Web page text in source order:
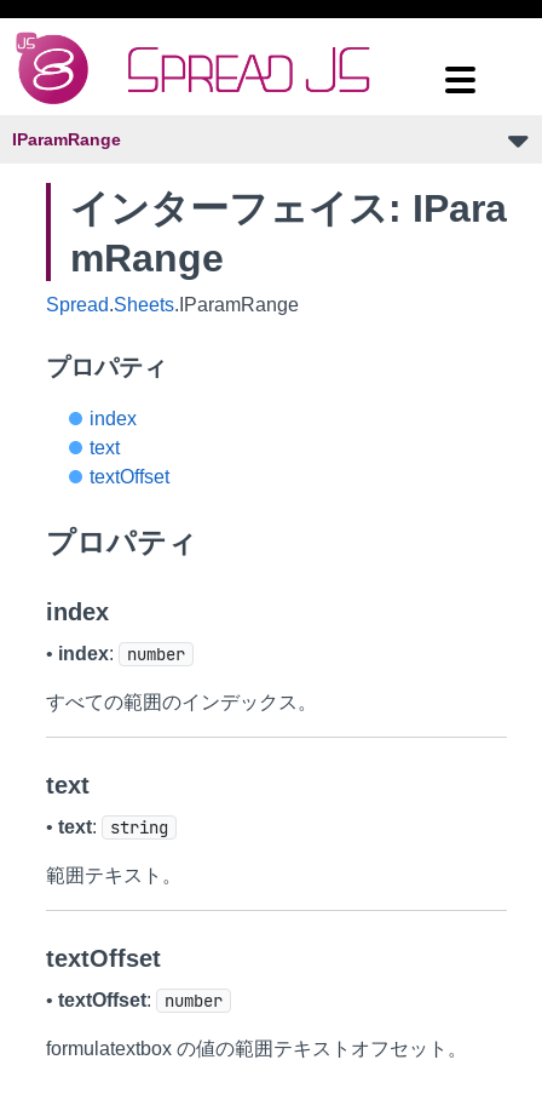
IParamRange
インターフェイス: IPara
mRange
Spread.Sheets.IParamRange
プロパティ
index
text
textOffset
プロパティ
index
• index: number
すべての範囲のインデックス。
text
• text: string
範囲テキスト。
textOffset
• textOffset: number
formulatextbox の値の範囲テキストオフセット。